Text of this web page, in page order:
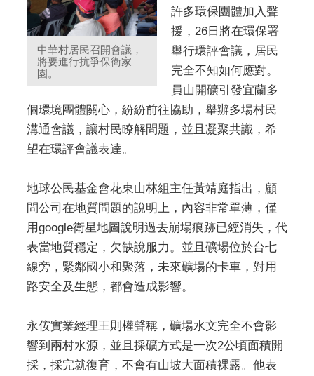
中華村居民召開會議，
將要進行抗爭保衛家
園。
許多環保團體加入聲
援，26日將在環保署
舉行環評會議，居民
完全不知如何應對。
員山開礦引發宜蘭多
個環境團體關心，紛紛前往協助，舉辦多場村民
溝通會議，讓村民瞭解問題，並且凝聚共識，希
望在環評會議表達。
地球公民基金會花東山林組主任黃靖庭指出，顧
問公司在地質問題的說明上，內容非常單薄，僅
用google衛星地圖說明過去崩塌痕跡已經消失，代
表當地質穩定，欠缺說服力。並且礦場位於台七
線旁，緊鄰國小和聚落，未來礦場的卡車，對用
路安全及生態，都會造成影響。
永侒實業經理王則權聲稱，礦場水文完全不會影
響到兩村水源，並且採礦方式是一次2公頃面積開
採，採完就復育，不會有山坡大面積裸露。他表